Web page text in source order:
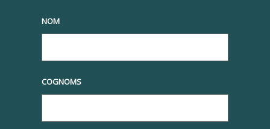
NOM
COGNOMS